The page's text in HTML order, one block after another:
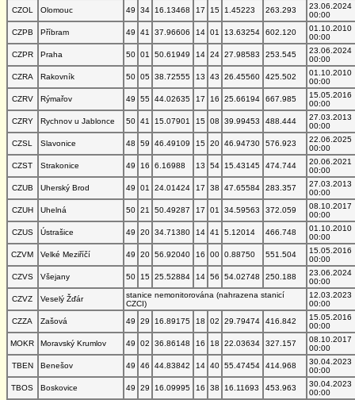
CZOL
Olomouc 49 34 16.13468 17 15 1.45223 263.293
23.06.2024
00:00
CZPB
Příbram 49 41 37.96606 14 01 13.63254 602.120
01.10.2010
00:00
CZPR
Praha 50 01 50.61949 14 24 27.98583 253.545
23.06.2024
00:00
CZRA
Rakovník 50 05 38.72555 13 43 26.45560 425.502
01.10.2010
00:00
CZRV
Rýmařov 49 55 44.02635 17 16 25.66194 667.985
15.05.2016
00:00
CZRY
Rychnov u Jablonce 50 41 15.07901 15 08 39.99453 488.444
27.03.2013
00:00
CZSL
Slavonice 48 59 46.49109 15 20 46.94730 576.923
22.06.2025
00:00
CZST
Strakonice 49 16 6.16988 13 54 15.43145 474.744
20.06.2021
00:00
CZUB
Uherský Brod 49 01 24.01424 17 38 47.65584 283.357
27.03.2013
00:00
CZUH
Uhelná 50 21 50.49287 17 01 34.59563 372.059
08.10.2017
00:00
CZUS
Ústrašice 49 20 34.71380 14 41 5.12014 466.748
01.10.2010
00:00
CZVM
Velké Meziříčí 49 20 56.92040 16 00 0.88750 551.504
15.05.2016
00:00
CZVS
Všejany 50 15 25.52884 14 56 54.02748 250.188
23.06.2024
00:00
CZVZ
Veselý Žďár
stanice nemonitorována (nahrazena stanicí
CZCI)
12.03.2023
00:00
CZZA
Zašová 49 29 16.89175 18 02 29.79474 416.842
15.05.2016
00:00
MOKR
Moravský Krumlov 49 02 36.86148 16 18 22.03634 327.157
08.10.2017
00:00
TBEN
Benešov 49 46 44.83842 14 40 55.47454 414.968
30.04.2023
00:00
TBOS
Boskovice 49 29 16.09995 16 38 16.11693 453.963
30.04.2023
00:00